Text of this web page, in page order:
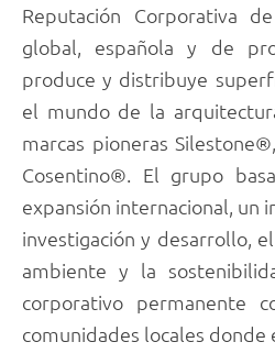
Reputación Corporativa
global, española y de
produce y distribuye
el mundo de la
marcas pioneras
Cosentino®. El grupo
expansión internacional, un
investigación y desarrollo,
ambiente y la
corporativo permanente
comunidades locales donde